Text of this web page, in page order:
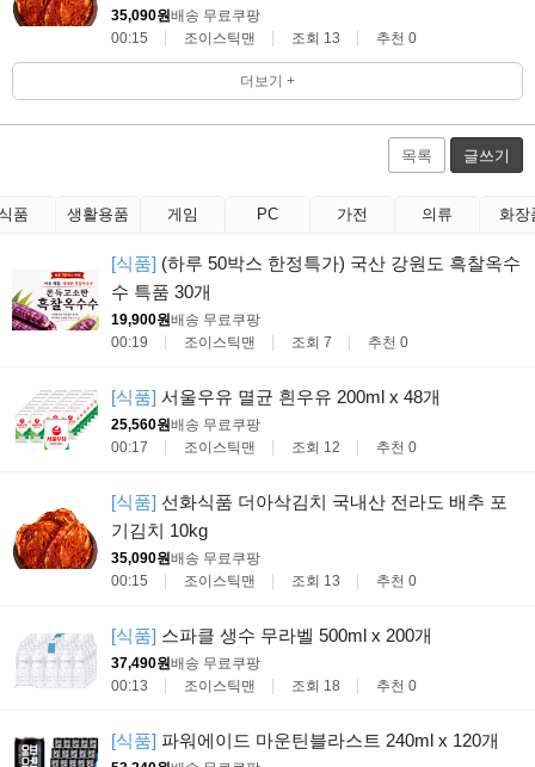
35,090원배송 무료쿠팡
00:15
조이스틱맨 조회 13 추천 0
더보기 +
목록 글쓰기
품 생활용품 게임 PC 가전 의류 화장
[식품] (하루 50박스 한정특가) 국산 강원도 흑찰옥수
수 특품 30개
19,900원배송 무료쿠팡
00:19
조이스틱맨 조회 7 추천 0
[식품] 서울우유 멸균 흰우유 200ml x 48개
25,560원배송 무료쿠팡
00:17
조이스틱맨 조회 12 추천 0
[식품] 선화식품 더아삭김치 국내산 전라도 배추 포
기김치 10kg
35,090원배송 무료쿠팡
00:15
조이스틱맨 조회 13 추천 0
[식품] 스파클 생수 무라벨 500ml x 200개
37,490원배송 무료쿠팡
00:13
조이스틱맨 조회 18 추천 0
[식품] 파워에이드 마운틴블라스트 240ml x 120개